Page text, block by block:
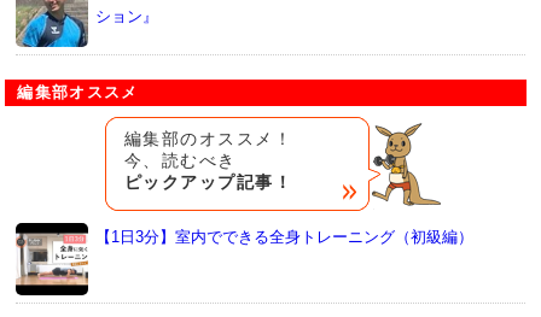
ション』
編集部オススメ
編集部のオススメ！
今、読むべき
ピックアップ記事！
【1日3分】室内でできる全身トレーニング（初級編）